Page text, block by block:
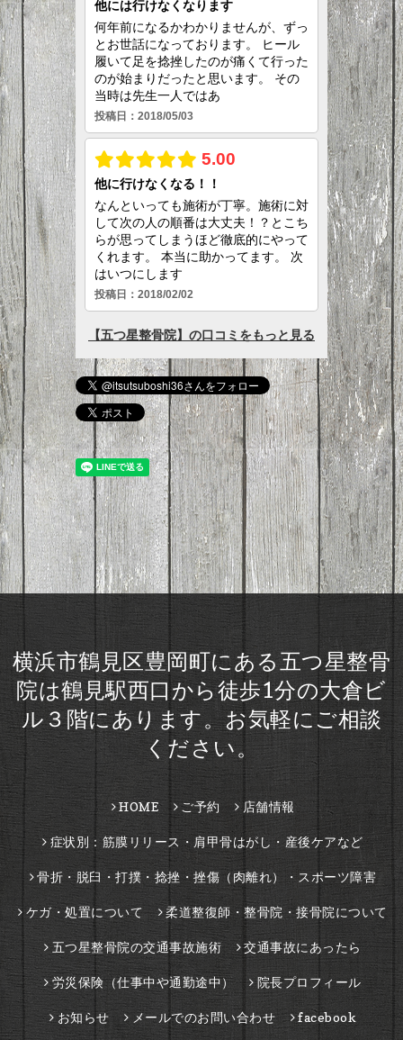
横浜市鶴見区豊岡町にある五つ星整骨
院は鶴見駅西口から徒歩1分の大倉ビ
ル３階にあります。お気軽にご相談
ください。
HOME ご予約 店舗情報
症状別：筋膜リリース・肩甲骨はがし・産後ケアなど
骨折・脱臼・打撲・捻挫・挫傷（肉離れ）・スポーツ障害
ケガ・処置について 柔道整復師・整骨院・接骨院について
五つ星整骨院の交通事故施術 交通事故にあったら
労災保険（仕事中や通勤途中） 院長プロフィール
お知らせ メールでのお問い合わせ facebook